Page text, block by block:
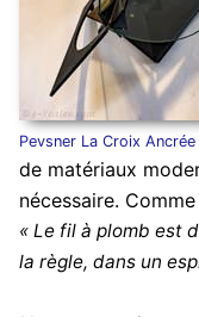
Pevsner La Croix Ancrée
de matériaux
nécessaire.
« Le fil à plomb est
la règle, dans un